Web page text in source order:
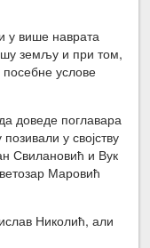
у више наврата
земљу и при том,
услове
доведе поглавара
у својству
Свилановић и Вук
Маровић
Николић, али